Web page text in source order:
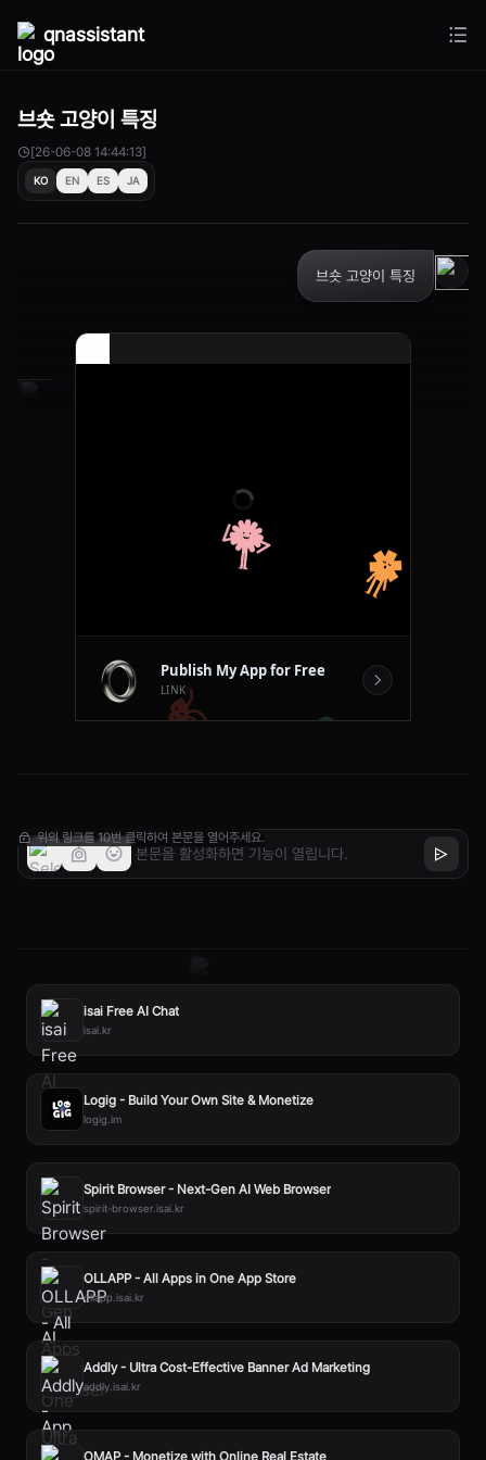
qnassistant
브숏 고양이 특징
[26-06-08 14:44:13]
KO EN ES JA
브숏 고양이 특징
위의 링크를 10번 클릭하여 본문을 열어주세요.
isai Free AI Chat
isai.kr
Logig - Build Your Own Site & Monetize
logig.im
Spirit Browser - Next-Gen AI Web Browser
spirit-browser.isai.kr
OLLAPP - All Apps in One App Store
ollapp.isai.kr
Addly - Ultra Cost-Effective Banner Ad Marketing
addly.isai.kr
OMAP - Monetize with Online Real Estate